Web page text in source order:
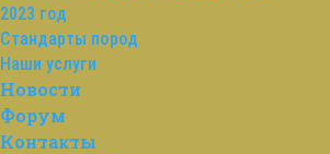
2023 год
Стандарты пород
Наши услуги
Новости
Форум
Контакты